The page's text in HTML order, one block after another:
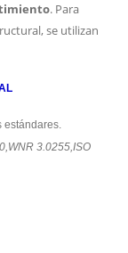
. Para
se utilizan
3.0255,ISO